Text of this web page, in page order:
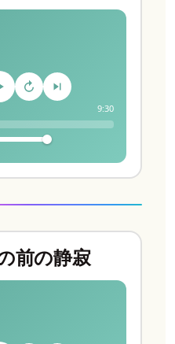
9:30
前の静寂